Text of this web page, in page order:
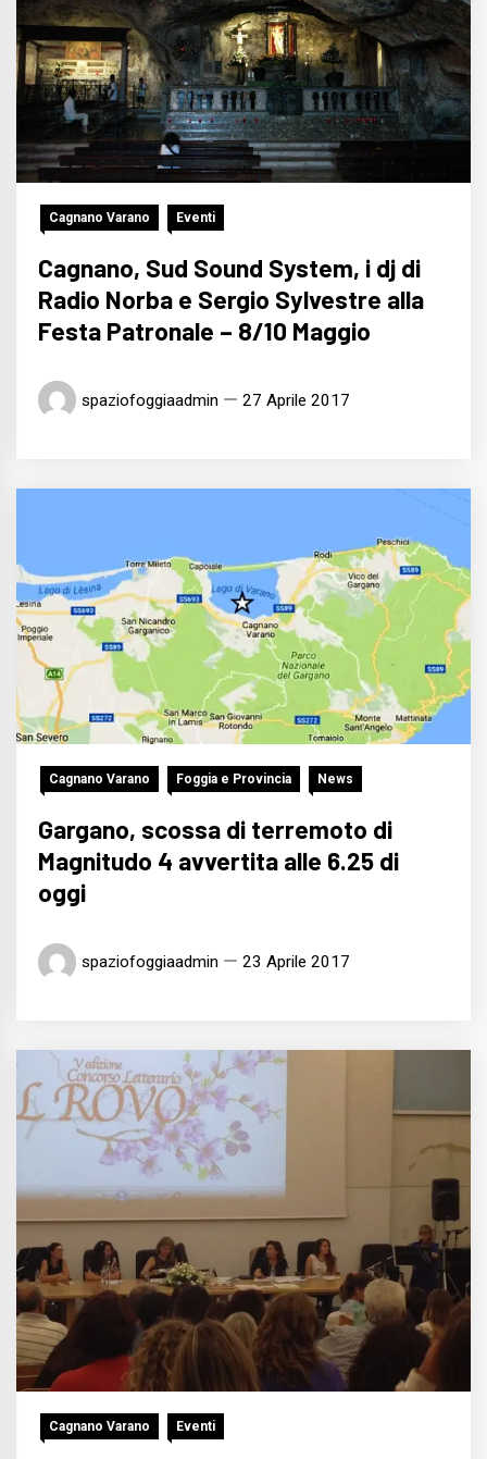
Cagnano Varano Eventi
Cagnano, Sud Sound System, i dj di
Radio Norba e Sergio Sylvestre alla
Festa Patronale – 8/10 Maggio
spaziofoggiaadmin 27 Aprile 2017
Cagnano Varano Foggia e Provincia News
Gargano, scossa di terremoto di
Magnitudo 4 avvertita alle 6.25 di
oggi
spaziofoggiaadmin 23 Aprile 2017
Cagnano Varano Eventi